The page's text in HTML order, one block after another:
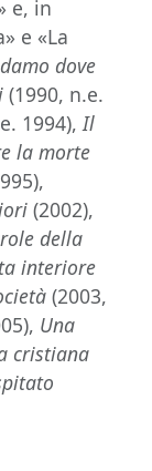
e, in
e «La
dove
(1990, n.e.
1994),Il
la morte
(2002),
della
interiore
(2003,
Una
cristiana